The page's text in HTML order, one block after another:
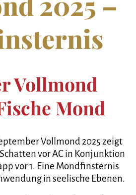
Vollmond
Mond
Vollmond 2025 zeigt
vor AC in Konjunktion
vor 1. Eine Mondfinsternis
in seelische Ebenen.